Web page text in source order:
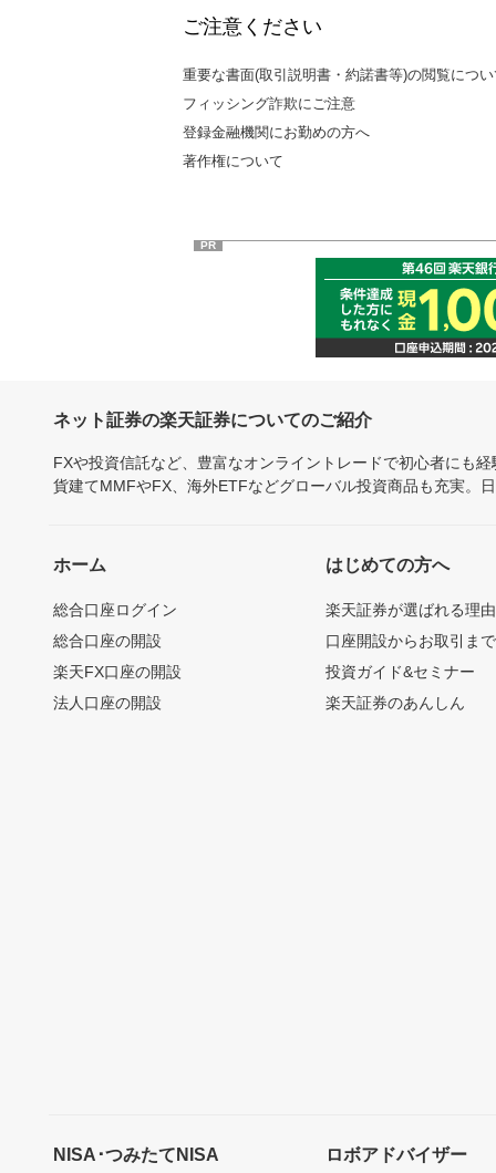
ご注意ください
重要な書面(取引説明書・約諾書等)の閲覧につ
フィッシング詐欺にご注意
登録金融機関にお勤めの方へ
著作権について
PR
ネット証券の楽天証券についてのご紹介
FXや投資信託など、豊富なオンライントレードで初心者にも
貨建てMMFやFX、海外ETFなどグローバル投資商品も充実。
ホーム
総合口座ログイン
総合口座の開設
楽天FX口座の開設
法人口座の開設
はじめての方へ
楽天証券が選ばれる理由
口座開設からお取引ま
投資ガイド&セミナー
楽天証券のあんしん
NISA･つみたてNISA ロボアドバイザー